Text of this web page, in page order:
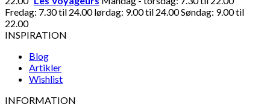
Fredag: 7.30 til 24.00 lørdag: 9.00 til 24.00 Søndag: 9.00 til
22.00
INSPIRATION
Blog
Artikler
Wishlist
INFORMATION